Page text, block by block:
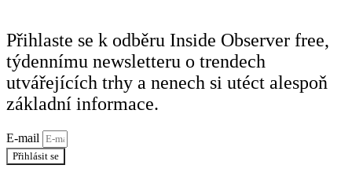
Přihlaste se k odběru Inside Observer free,
týdennímu newsletteru o trendech
utvářejících trhy a nenech si utéct alespoň
základní informace.
E-mail
Přihlásit se